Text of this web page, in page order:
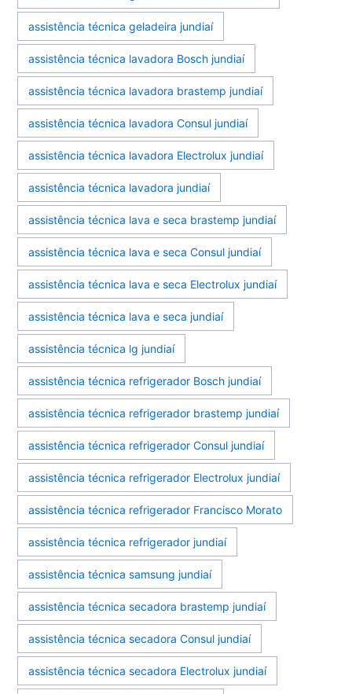
assistência técnica geladeira jundiaí
assistência técnica lavadora Bosch jundiaí
assistência técnica lavadora brastemp jundiaí
assistência técnica lavadora Consul jundiaí
assistência técnica lavadora Electrolux jundiaí
assistência técnica lavadora jundiaí
assistência técnica lava e seca brastemp jundiaí
assistência técnica lava e seca Consul jundiaí
assistência técnica lava e seca Electrolux jundiaí
assistência técnica lava e seca jundiaí
assistência técnica lg jundiaí
assistência técnica refrigerador Bosch jundiaí
assistência técnica refrigerador brastemp jundiaí
assistência técnica refrigerador Consul jundiaí
assistência técnica refrigerador Electrolux jundiaí
assistência técnica refrigerador Francisco Morato
assistência técnica refrigerador jundiaí
assistência técnica samsung jundiaí
assistência técnica secadora brastemp jundiaí
assistência técnica secadora Consul jundiaí
assistência técnica secadora Electrolux jundiaí